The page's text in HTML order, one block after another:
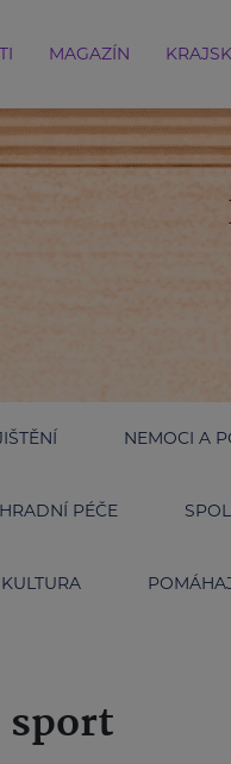
MAGAZÍN
NEMOCI A
PÉČE
KULTURA
sport